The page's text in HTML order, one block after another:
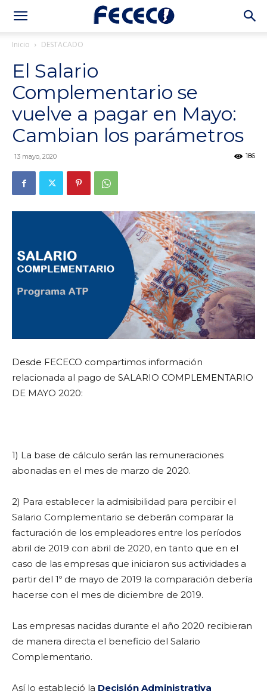
Inicio DESTACADO
El Salario
Complementario se
vuelve a pagar en Mayo:
Cambian los parámetros
13 mayo, 2020 186
Desde FECECO compartimos información
relacionada al pago de SALARIO COMPLEMENTARIO
DE MAYO 2020:
1) La base de cálculo serán las remuneraciones
abonadas en el mes de marzo de 2020.
2) Para establecer la admisibilidad para percibir el
Salario Complementario se deberán comparar la
facturación de los empleadores entre los períodos
abril de 2019 con abril de 2020, en tanto que en el
caso de las empresas que iniciaron sus actividades a
partir del 1º de mayo de 2019 la comparación debería
hacerse con el mes de diciembre de 2019.
Las empresas nacidas durante el año 2020 recibieran
de manera directa el beneficio del Salario
Complementario.
Así lo estableció la Decisión Administrativa